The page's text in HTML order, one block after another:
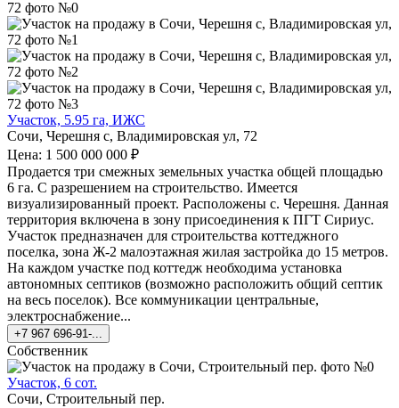
Участок, 5.95 га, ИЖС
Сочи, Черешня с, Владимировская ул, 72
Цена: 1 500 000 000 ₽
Продается три смежных земельных участка общей площадью
6 га. С разрешением на строительство. Имеется
визуализированный проект. Расположены с. Черешня. Данная
территория включена в зону присоединения к ПГТ Сириус.
Участок предназначен для строительства коттеджного
поселка, зона Ж-2 малоэтажная жилая застройка до 15 метров.
На каждом участке под коттедж необходима установка
автономных септиков (возможно расположить общий септик
на весь поселок). Все коммуникации центральные,
электроснабжение...
+7 967 696-91-...
Собственник
Участок, 6 сот.
Сочи, Строительный пер.